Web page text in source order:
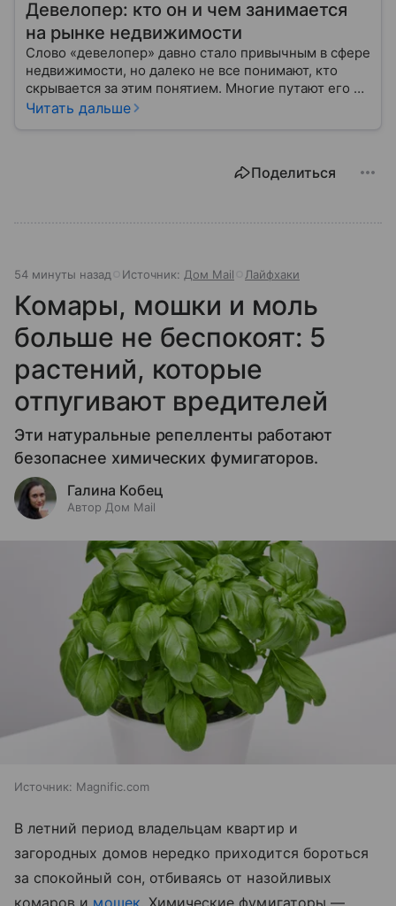
Девелопер: кто он и чем занимается
на рынке недвижимости
Слово «девелопер» давно стало привычным в сфере
недвижимости, но далеко не все понимают, кто
скрывается за этим понятием. Многие путают его с
застройщиком, думая, что это одно и то же. На
Читать дальше
Поделиться
54 минуты назад Источник: Дом Mail Лайфхаки
Комары, мошки и моль
больше не беспокоят: 5
растений, которые
отпугивают вредителей
Эти натуральные репелленты работают
безопаснее химических фумигаторов.
Галина Кобец
Автор Дом Mail
Источник: Magnific.com
В летний период владельцам квартир и
загородных домов нередко приходится бороться
за спокойный сон, отбиваясь от назойливых
комаров и мошек. Химические фумигаторы —